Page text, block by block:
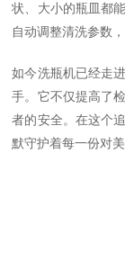
状、大小的瓶皿都
自动调整清洗参数
如今洗瓶机已经走
手。它不仅提高了
者的安全。在这个
默守护着每一份对美